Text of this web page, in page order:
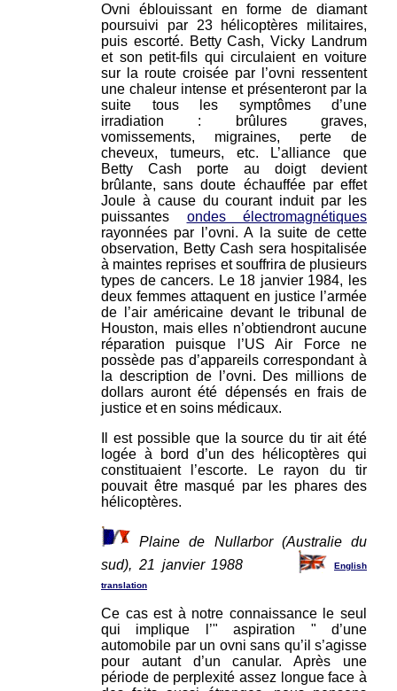
Ovni éblouissant en forme de diamant
poursuivi par 23 hélicoptères militaires,
puis escorté. Betty Cash, Vicky Landrum
et son petit-fils qui circulaient en voiture
sur la route croisée par l’ovni ressentent
une chaleur intense et présenteront par la
suite tous les symptômes d’une
irradiation : brûlures graves,
vomissements, migraines, perte de
cheveux, tumeurs, etc. L’alliance que
Betty Cash porte au doigt devient
brûlante, sans doute échauffée par effet
Joule à cause du courant induit par les
puissantes ondes électromagnétiques
rayonnées par l’ovni. A la suite de cette
observation, Betty Cash sera hospitalisée
à maintes reprises et souffrira de plusieurs
types de cancers. Le 18 janvier 1984, les
deux femmes attaquent en justice l’armée
de l’air américaine devant le tribunal de
Houston, mais elles n’obtiendront aucune
réparation puisque l’US Air Force ne
possède pas d’appareils correspondant à
la description de l’ovni. Des millions de
dollars auront été dépensés en frais de
justice et en soins médicaux.
Il est possible que la source du tir ait été
logée à bord d’un des hélicoptères qui
constituaient l’escorte. Le rayon du tir
pouvait être masqué par les phares des
hélicoptères.
Plaine de Nullarbor (Australie du
sud), 21 janvier 1988
English
translation
Ce cas est à notre connaissance le seul
qui implique l’" aspiration " d’une
automobile par un ovni sans qu’il s’agisse
pour autant d’un canular. Après une
période de perplexité assez longue face à